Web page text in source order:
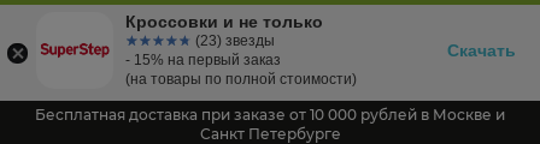
Бесплатная доставка при заказе от 10 000 рублей в Москве и
Санкт Петербурге
Кроссовки и не только
☆☆☆☆☆
★★★★★ (23) звезды
- 15% на первый заказ
(на товары по полной стоимости)
Скачать